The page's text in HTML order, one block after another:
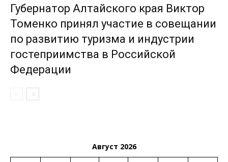
Губернатор Алтайского края Виктор
Томенко принял участие в совещании
по развитию туризма и индустрии
гостеприимства в Российской
Федерации
Август 2026